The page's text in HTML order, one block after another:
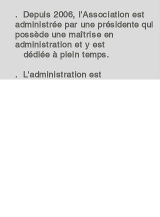
. Depuis 2006, l'Association est
administrée par une présidentequi
possède une maîtrise en
administration et y est
dédiée à plein temps.
. L'administration est